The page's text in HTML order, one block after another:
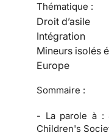
Thématique :
Droit d’asile
Intégration
Mineurs isolés
Europe
Sommaire :
- La parole à :
Children's